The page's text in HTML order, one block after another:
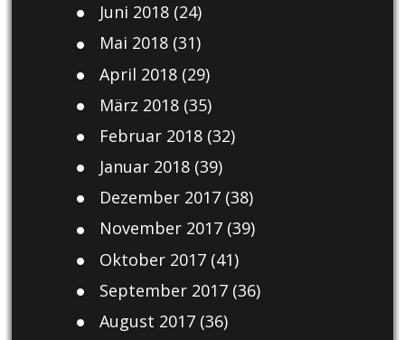
Juni 2018(24)
Mai 2018(31)
April 2018(29)
März 2018(35)
Februar 2018(32)
Januar 2018(39)
Dezember 2017(38)
November 2017(39)
Oktober 2017(41)
September 2017(36)
August 2017(36)